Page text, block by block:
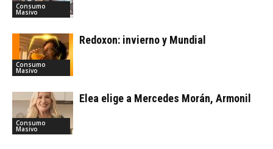
Consumo
Masivo
Consumo
Masivo
Redoxon: invierno y Mundial
Consumo
Masivo
Elea elige a Mercedes Morán, Armonil